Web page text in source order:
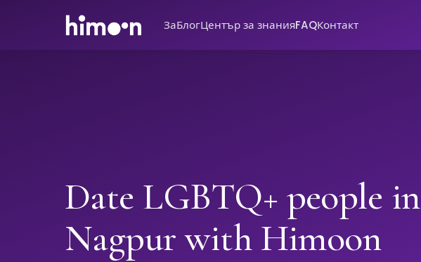
ЗаБлогЦентър за знанияFAQКонтакт
Date LGBTQ+ people in
Nagpur with Himoon